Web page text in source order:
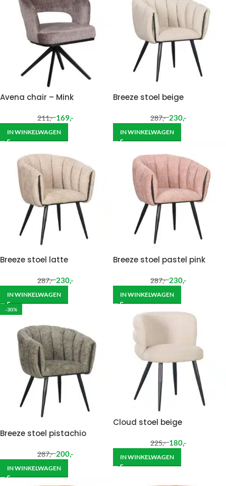
Avena chair – Mink
211,- 169,-
IN WINKELWAGEN
Breeze stoel beige
287,- 230,-
IN WINKELWAGEN
Breeze stoel latte
287,- 230,-
IN WINKELWAGEN
Breeze stoel pastel pink
287,- 230,-
IN WINKELWAGEN
-30%
Breeze stoel pistachio
287,- 200,-
IN WINKELWAGEN
Cloud stoel beige
225,- 180,-
IN WINKELWAGEN